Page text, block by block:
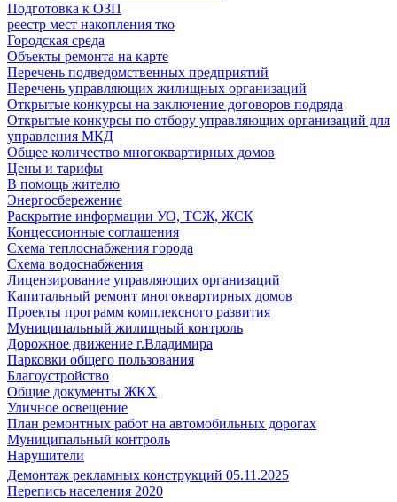
Подготовка к ОЗП
реестр мест накопления тко
Городская среда
Объекты ремонта на карте
Перечень подведомственных предприятий
Перечень управляющих жилищных организаций
Открытые конкурсы на заключение договоров подряда
Открытые конкурсы по отбору управляющих организаций для
управления МКД
Общее количество многоквартирных домов
Цены и тарифы
В помощь жителю
Энергосбережение
Раскрытие информации УО, ТСЖ, ЖСК
Концессионные соглашения
Схема теплоснабжения города
Схема водоснабжения
Лицензирование управляющих организаций
Капитальный ремонт многоквартирных домов
Проекты программ комплексного развития
Муниципальный жилищный контроль
Дорожное движение г.Владимира
Парковки общего пользования
Благоустройство
Общие документы ЖКХ
Уличное освещение
План ремонтных работ на автомобильных дорогах
Муниципальный контроль
Нарушители
Демонтаж рекламных конструкций 05.11.2025
Перепись населения 2020